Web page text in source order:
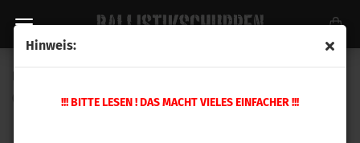
Hinweis:
!!! BITTE LESEN ! DAS MACHT VIELES EINFACHER !!!
US0770)